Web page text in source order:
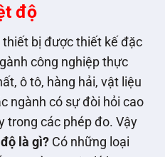
độ
thiết bị được thiết kế đặc
công nghiệp thực
ô tô, hàng hải, vật liệu
ngành có sự đòi hỏi cao
trong các phép đo. Vậy
là gì? Có những loại